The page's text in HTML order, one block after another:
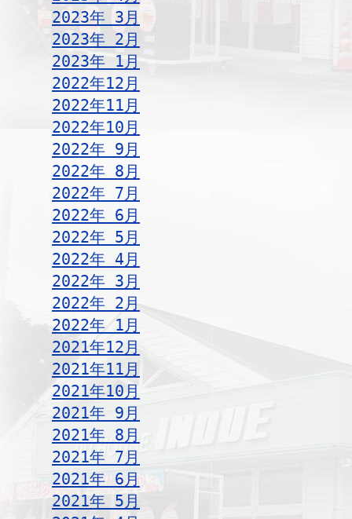
2023年 3月
2023年 2月
2023年 1月
2022年12月
2022年11月
2022年10月
2022年 9月
2022年 8月
2022年 7月
2022年 6月
2022年 5月
2022年 4月
2022年 3月
2022年 2月
2022年 1月
2021年12月
2021年11月
2021年10月
2021年 9月
2021年 8月
2021年 7月
2021年 6月
2021年 5月